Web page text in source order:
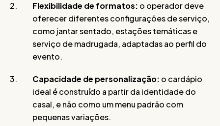
Flexibilidade de formatos: o operador deve
oferecer diferentes configurações de serviço,
como jantar sentado, estações temáticas e
serviço de madrugada, adaptadas ao perfil do
evento.
Capacidade de personalização: o cardápio
ideal é construído a partir da identidade do
casal, e não como um menu padrão com
pequenas variações.